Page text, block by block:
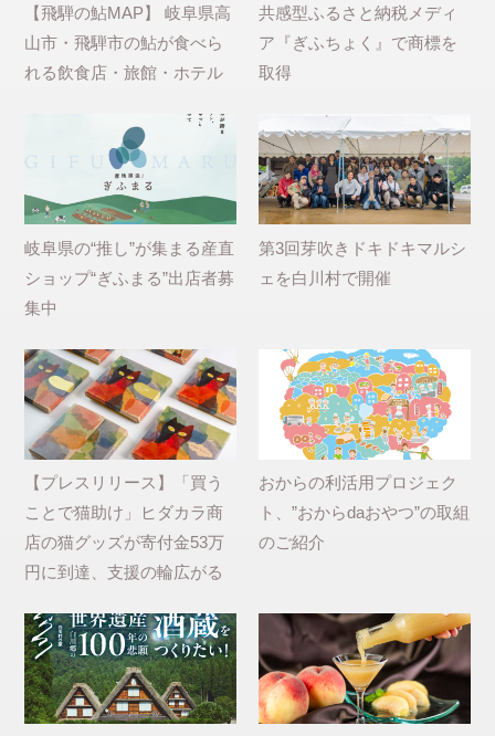
【飛騨の鮎MAP】 岐阜県高
山市・飛騨市の鮎が食べら
れる飲食店・旅館・ホテル
共感型ふるさと納税メディ
ア『ぎふちょく』で商標を
取得
岐阜県の“推し”が集まる産直
ショップ“ぎふまる”出店者募
集中
第3回芽吹きドキドキマルシ
ェを白川村で開催
【プレスリリース】「買う
ことで猫助け」ヒダカラ商
店の猫グッズが寄付金53万
円に到達、支援の輪広がる
おからの利活用プロジェク
ト、”おからdaおやつ”の取組
のご紹介